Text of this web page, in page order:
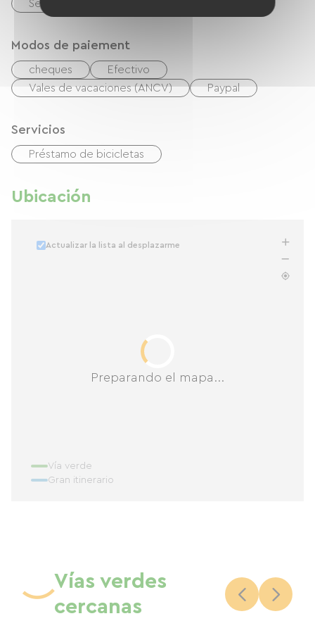
Secador de pelo
Modos de paiement
cheques
Efectivo
Vales de vacaciones (ANCV)
Paypal
Servicios
Préstamo de bicicletas
Ubicación
Preparando el mapa...
Actualizar la lista al desplazarme
Vía verde
Gran itinerario
Vías verdes
cercanas